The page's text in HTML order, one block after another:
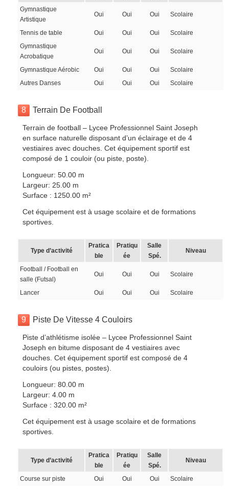
Gymnastique
Artistique
Oui Oui Oui Scolaire
Tennis de table Oui Oui Oui
Scolaire
Gymnastique
Acrobatique
Oui Oui Oui Scolaire
Gymnastique Aérobic Oui Oui Oui
Scolaire
Autres Danses
Oui Oui Oui Scolaire
8 Terrain De Football
Terrain de football – Lycee Professionnel Saint Joseph
en surface naturelle disposant d’un éclairage et de 4
vestiaires avec douches. Cet équipement sportif est
composé de 1 couloir (ou piste, poste).
Longueur: 50.00 m
Largeur: 25.00 m
Surface : 1250.00 m²
Cet équipement est à usage scolaire et de formations
sportives.
Type d’activité
Pratica
ble
Pratiqu
ée
Salle
Spé.
Niveau
Football / Football en
salle (Futsal)
Oui Oui Oui Scolaire
Lancer Oui Oui Oui Scolaire
9 Piste De Vitesse 4 Couloirs
Piste d’athlétisme isolée – Lycee Professionnel Saint
Joseph en bitume disposant de 4 vestiaires avec
douches. Cet équipement sportif est composé de 4
couloirs (ou pistes, postes).
Longueur: 80.00 m
Largeur: 4.00 m
Surface : 320.00 m²
Cet équipement est à usage scolaire et de formations
sportives.
Type d’activité
Pratica
ble
Pratiqu
ée
Salle
Spé.
Niveau
Course sur piste Oui Oui Oui Scolaire